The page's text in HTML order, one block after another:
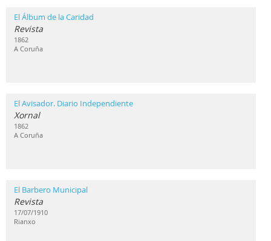
El Álbum de la Caridad
Revista
1862
A Coruña
El Avisador. Diario Independiente
Xornal
1862
A Coruña
El Barbero Municipal
Revista
17/07/1910
Rianxo